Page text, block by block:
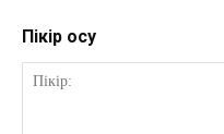
Пікір қосу